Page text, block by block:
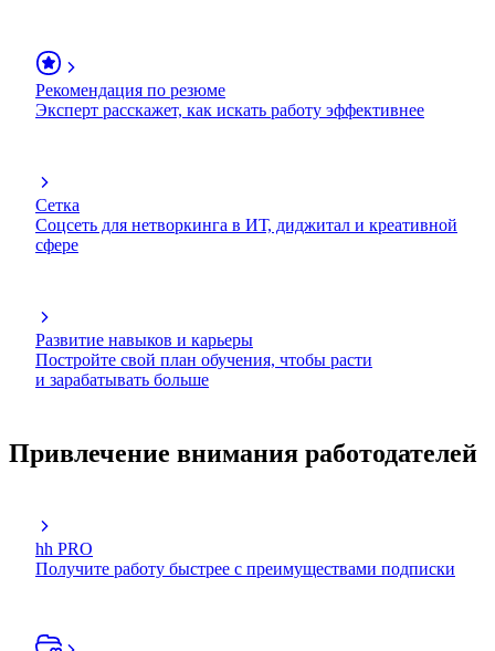
Рекомендация по резюме
Эксперт расскажет, как искать работу эффективнее
Сетка
Соцсеть для нетворкинга в ИТ, диджитал и креативной
сфере
Развитие навыков и карьеры
Постройте свой план обучения, чтобы расти
и зарабатывать больше
Привлечение внимания работодателей
hh PRO
Получите работу быстрее с преимуществами подписки